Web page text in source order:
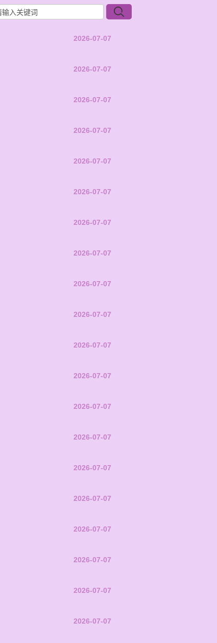
2026-07-07
2026-07-07
2026-07-07
2026-07-07
2026-07-07
2026-07-07
2026-07-07
2026-07-07
2026-07-07
2026-07-07
2026-07-07
2026-07-07
2026-07-07
2026-07-07
2026-07-07
2026-07-07
2026-07-07
2026-07-07
2026-07-07
2026-07-07